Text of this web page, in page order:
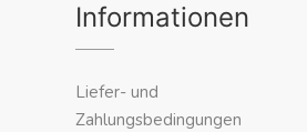
Informationen
Liefer- und
Zahlungsbedingungen